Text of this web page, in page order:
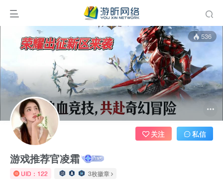
536
游戏推荐官凌霜
UID：122 3枚徽章
关注 私信